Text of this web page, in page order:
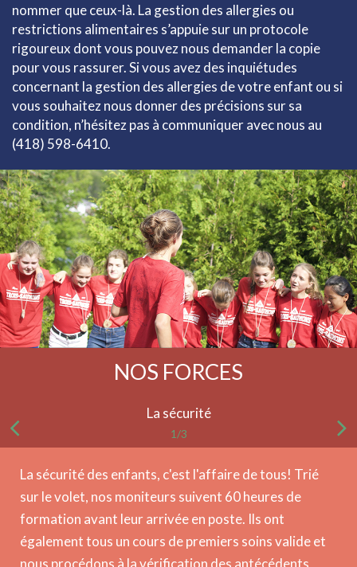
nommer que ceux-là. La gestion des allergies ou
restrictions alimentaires s’appuie sur un protocole
rigoureux dont vous pouvez nous demander la copie
pour vous rassurer. Si vous avez des inquiétudes
concernant la gestion des allergies de votre enfant ou si
vous souhaitez nous donner des précisions sur sa
condition, n’hésitez pas à communiquer avec nous au
(418) 598-6410.
NOS FORCES
La sécurité
1/3
La sécurité des enfants, c'est l'affaire de tous! Trié
sur le volet, nos moniteurs suivent 60 heures de
formation avant leur arrivée en poste. Ils ont
également tous un cours de premiers soins valide et
nous procédons à la vérification des antécédents